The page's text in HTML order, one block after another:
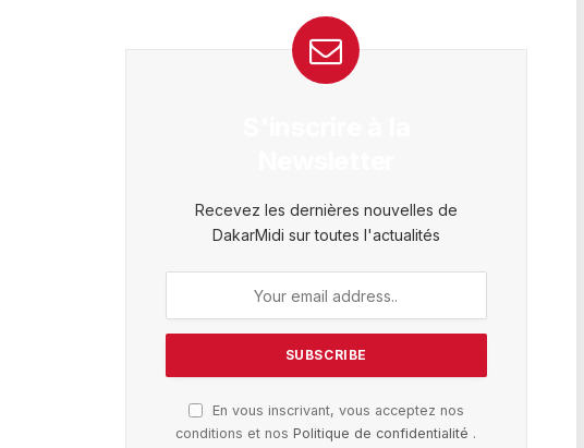
Recevez les dernières nouvelles de
DakarMidi sur toutes l'actualités
En vous inscrivant, vous acceptez nos
conditions et nosPolitique de confidentialité .